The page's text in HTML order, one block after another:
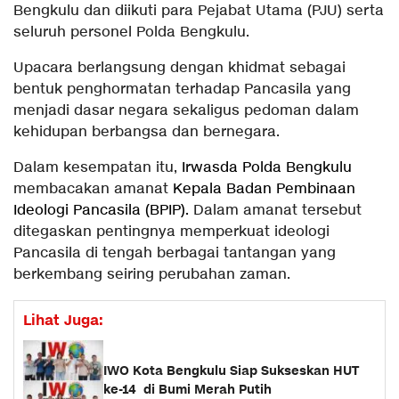
Bengkulu dan diikuti para Pejabat Utama (PJU) serta
seluruh personel Polda Bengkulu.
Upacara berlangsung dengan khidmat sebagai
bentuk penghormatan terhadap Pancasila yang
menjadi dasar negara sekaligus pedoman dalam
kehidupan berbangsa dan bernegara.
Dalam kesempatan itu, Irwasda Polda Bengkulu
membacakan amanat Kepala Badan Pembinaan
Ideologi Pancasila (BPIP). Dalam amanat tersebut
ditegaskan pentingnya memperkuat ideologi
Pancasila di tengah berbagai tantangan yang
berkembang seiring perubahan zaman.
Lihat Juga:
IWO Kota Bengkulu Siap Sukseskan HUT
ke-14 di Bumi Merah Putih